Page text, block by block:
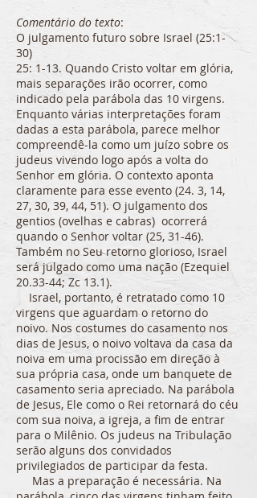
Comentário do texto:
O julgamento futuro sobre Israel (25:1-
30)
25: 1-13. Quando Cristo voltar em glória,
mais separações irão ocorrer, como
indicado pela parábola das 10 virgens.
Enquanto várias interpretações foram
dadas a esta parábola, parece melhor
compreendê-la como um juízo sobre os
judeus vivendo logo após a volta do
Senhor em glória. O contexto aponta
claramente para esse evento (24. 3, 14,
27, 30, 39, 44, 51). O julgamento dos
gentios (ovelhas e cabras) ocorrerá
quando o Senhor voltar (25, 31-46).
Também no Seu retorno glorioso, Israel
será julgado como uma nação (Ezequiel
20.33-44; Zc 13.1).
Israel, portanto, é retratado como 10
virgens que aguardam o retorno do
noivo. Nos costumes do casamento nos
dias de Jesus, o noivo voltava da casa da
noiva em uma procissão em direção à
sua própria casa, onde um banquete de
casamento seria apreciado. Na parábola
de Jesus, Ele como o Rei retornará do céu
com sua noiva, a igreja, a fim de entrar
para o Milênio. Os judeus na Tribulação
serão alguns dos convidados
privilegiados de participar da festa.
Mas a preparação é necessária. Na